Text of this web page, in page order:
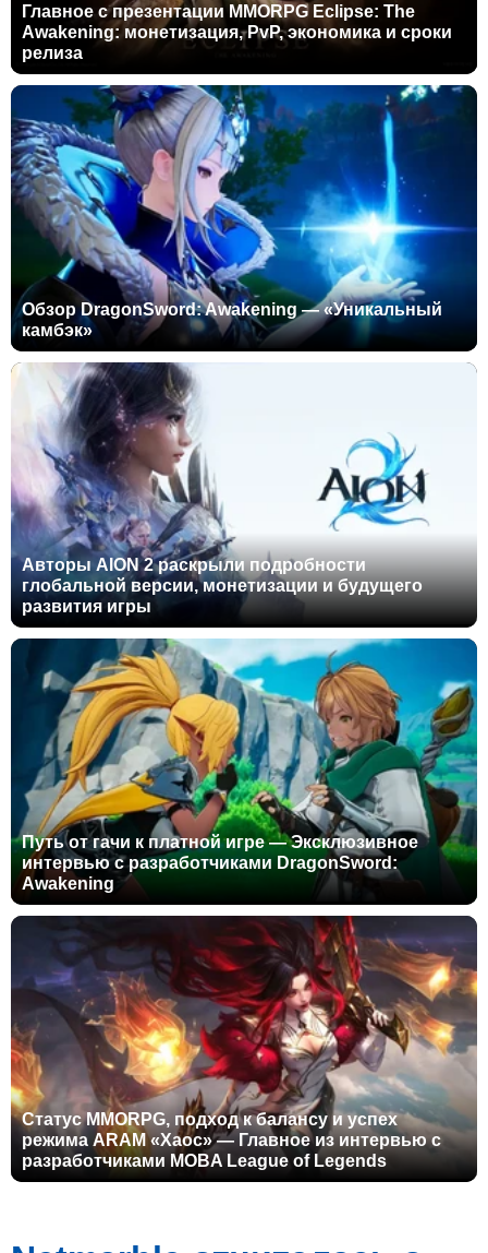
Главное с презентации MMORPG Eclipse: The
Awakening: монетизация, PvP, экономика и сроки
релиза
Обзор DragonSword: Awakening — «Уникальный
камбэк»
Авторы AION 2 раскрыли подробности
глобальной версии, монетизации и будущего
развития игры
Путь от гачи к платной игре — Эксклюзивное
интервью с разработчиками DragonSword:
Awakening
Статус MMORPG, подход к балансу и успех
режима ARAM «Хаос» — Главное из интервью с
разработчиками MOBA League of Legends